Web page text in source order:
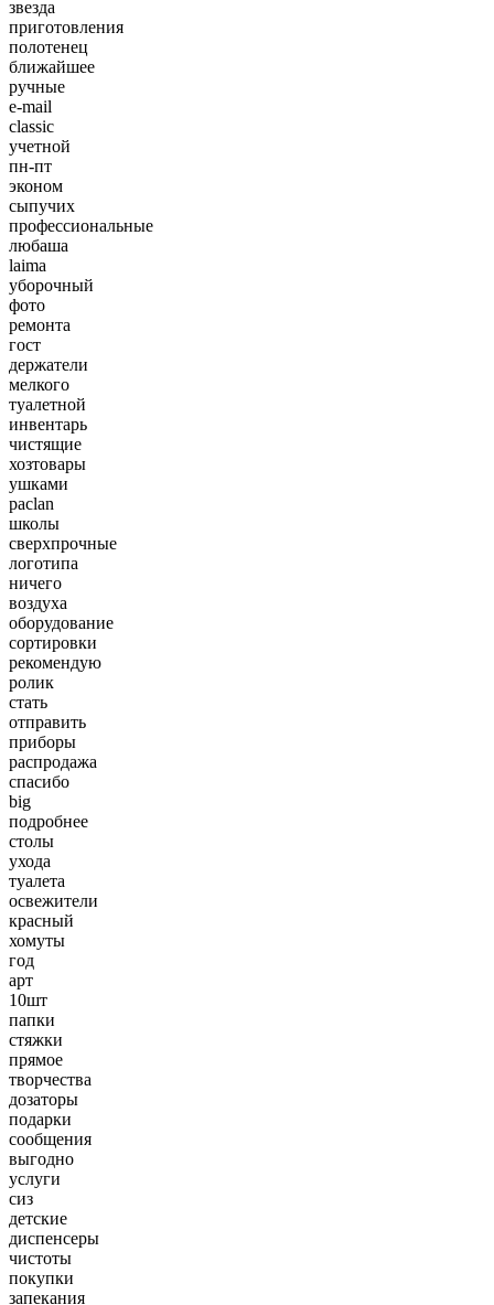
звезда
приготовления
полотенец
ближайшее
ручные
e-mail
classic
учетной
пн-пт
эконом
сыпучих
профессиональные
любаша
laima
уборочный
фото
ремонта
гост
держатели
мелкого
туалетной
инвентарь
чистящие
хозтовары
ушками
paclan
школы
сверхпрочные
логотипа
ничего
воздуха
оборудование
сортировки
рекомендую
ролик
стать
отправить
приборы
распродажа
спасибо
big
подробнее
столы
ухода
туалета
освежители
красный
хомуты
год
арт
10шт
папки
стяжки
прямое
творчества
дозаторы
подарки
сообщения
выгодно
услуги
сиз
детские
диспенсеры
чистоты
покупки
запекания